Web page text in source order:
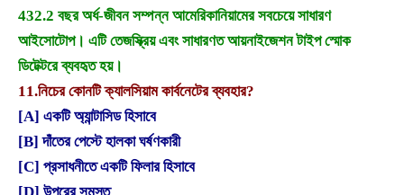
432.2 বছর অর্ধ-জীবন সম্পন্ন আমেরিকানিয়ামের সবচেয়ে সাধারণ
আইসোটোপ। এটি তেজস্ক্রিয় এবং সাধারণত আয়নাইজেশন টাইপ স্মোক
ডিটেক্টরে ব্যবহৃত হয়।
11.নিচের কোনটি ক্যালসিয়াম কার্বনেটের ব্যবহার?
[A] একটি অ্যান্টাসিড হিসাবে
[B] দাঁতের পেস্টে হালকা ঘর্ষণকারী
[C] প্রসাধনীতে একটি ফিলার হিসাবে